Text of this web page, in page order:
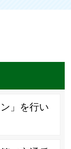
」を行い